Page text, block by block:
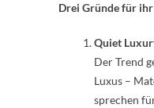
Drei Gründe für ihr
Quiet
Der Trend
Luxus –
sprechen